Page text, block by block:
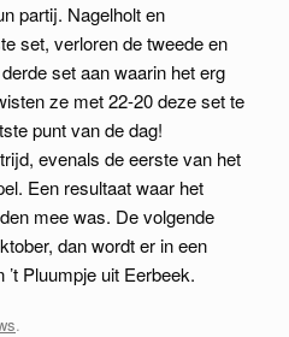
partij. Nagelholt en
set, verloren de tweede en
set aan waarin het erg
ze met 22-20 deze set te
punt van de dag!
evenals de eerste van het
Een resultaat waar het
mee was. De volgende
dan wordt er in een
Pluumpje uit Eerbeek.
.